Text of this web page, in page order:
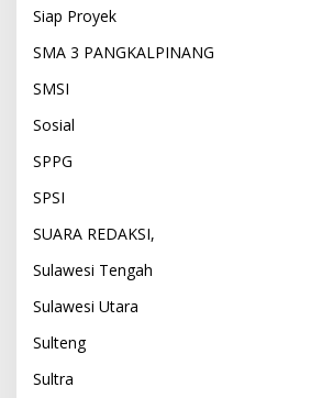
Siap Proyek
SMA 3 PANGKALPINANG
SMSI
Sosial
SPPG
SPSI
SUARA REDAKSI,
Sulawesi Tengah
Sulawesi Utara
Sulteng
Sultra